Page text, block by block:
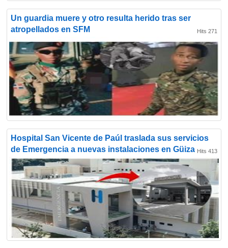
Un guardia muere y otro resulta herido tras ser
atropellados en SFM
Hits 271
Hospital San Vicente de Paúl traslada sus servicios
de Emergencia a nuevas instalaciones en Güiza Hits 413